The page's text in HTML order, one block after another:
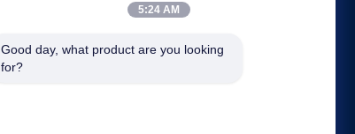
5:24 AM
Good day, what product are you looking
for?